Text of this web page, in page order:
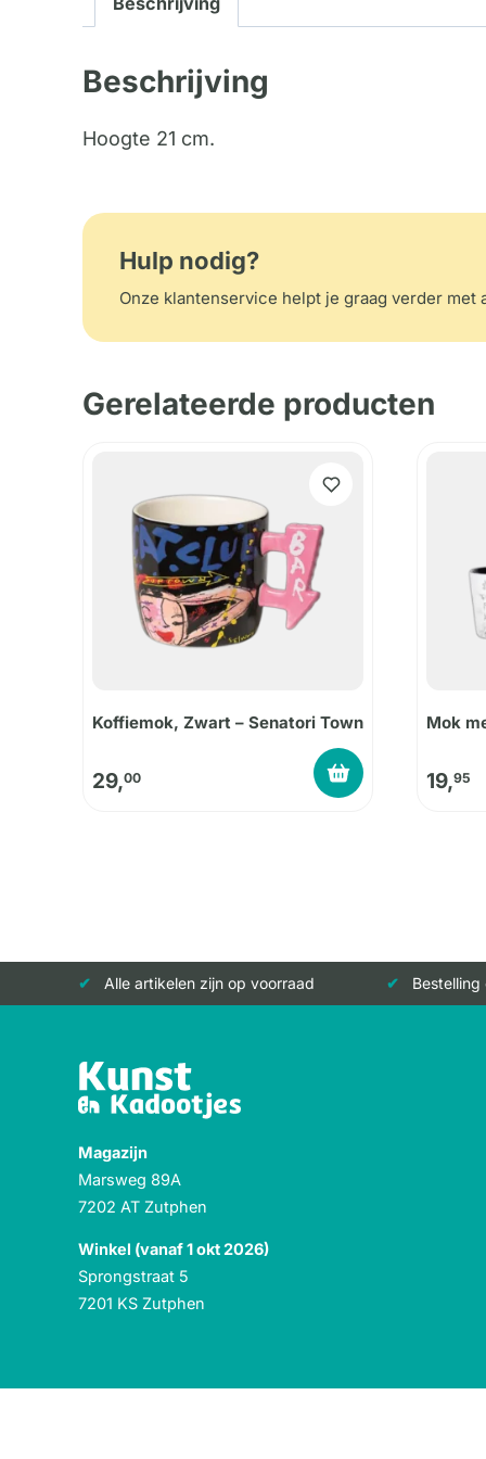
Beschrijving
Hoogte 21 cm.
Hulp nodig?
Onze klantenservice helpt je graag verder met
Gerelateerde producten
Koffiemok, Zwart – Senatori Town
29,00
Mok
19,95
Alle artikelen zijn op voorraad
Magazijn
Marsweg 89A
7202 AT Zutphen
Winkel (vanaf 1 okt 2026)
Sprongstraat 5
7201 KS Zutphen